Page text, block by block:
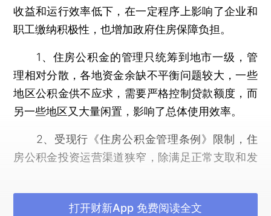
收益和运行效率低下，在一定程序上影响了企业和
职工缴纳积极性，也增加政府住房保障负担。
1、住房公积金的管理只统筹到地市一级，管
理相对分散，各地资金余缺不平衡问题较大，一些
地区公积金供不应求，需要严格控制贷款额度，而
另一些地区又大量闲置，影响了总体使用效率。
2、受现行《住房公积金管理条例》限制，住
房公积金投资运营渠道狭窄，除满足正常支取和发
货膨胀等因素不断累积，资金保值增值将面临更大
打开财新App 免费阅读全文